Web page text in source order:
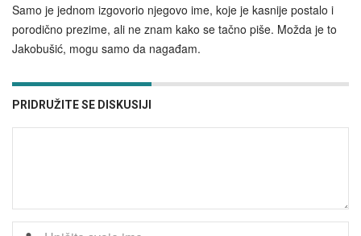
Samo je jednom izgovorio njegovo ime, koje je kasnije postalo i
porodično prezime, ali ne znam kako se tačno piše. Možda je to
Jakobušić, mogu samo da nagađam.
PRIDRUŽITE SE DISKUSIJI